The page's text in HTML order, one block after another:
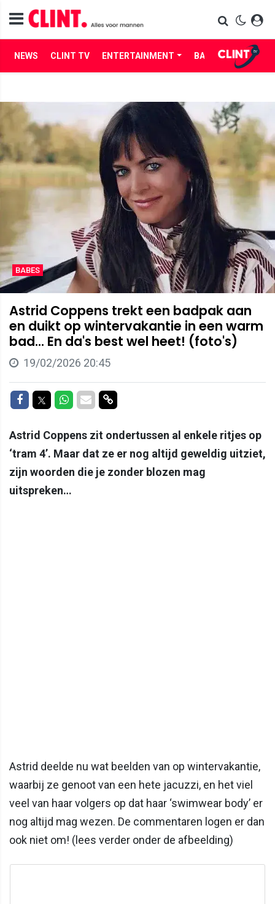
NEWS CLINT TV ENTERTAINMENT BABES LIFE
BABES
Astrid Coppens trekt een badpak aan
en duikt op wintervakantie in een warm
bad... En da's best wel heet! (foto's)
19/02/2026 20:45
Delen op Facebook
Delen op Twitter
Delen op Whatsapp
Delen via Mail
Delen via link
Astrid Coppens zit ondertussen al enkele ritjes op
‘tram 4’. Maar dat ze er nog altijd geweldig uitziet,
zijn woorden die je zonder blozen mag
uitspreken…
Astrid deelde nu wat beelden van op wintervakantie,
waarbij ze genoot van een hete jacuzzi, en het viel
veel van haar volgers op dat haar ‘swimwear body’ er
nog altijd mag wezen. De commentaren logen er dan
ook niet om! (lees verder onder de afbeelding)